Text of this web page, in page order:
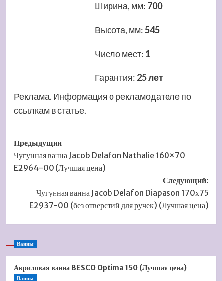
Ширина, мм: 700
Высота, мм:545
Число мест: 1
Гарантия: 25 лет
Реклама. Информация о рекламодателе по
ссылкам в статье.
Навигация
записи
Предыдущий
Чугунная ванна Jacob Delafon Nathalie 160×70
E2964-00 (Лучшая цена)
Следующий:
Чугунная ванна Jacob Delafon Diapason 170х75
E2937-00 (без отверстий для ручек) (Лучшая цена)
Ванны
Акриловая ванна BESCO Optima 150 (Лучшая цена)
Ванны